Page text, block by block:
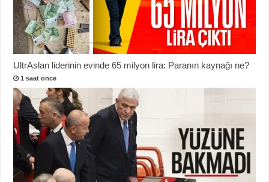
UltrAslan liderinin evinde 65 milyon lira: Paranın kaynağı ne?
1 saat önce